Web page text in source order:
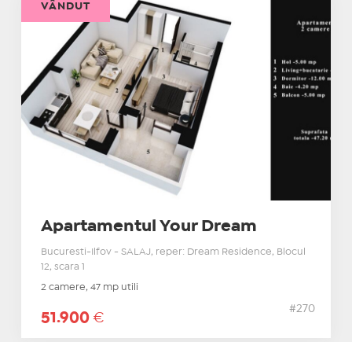
Apartamentul Your Dream
Bucuresti-Ilfov - SALAJ, reper: Dream Residence, Blocul
12, scara 1
2 camere, 47 mp utili
51.900 €
#270
VÂNDUT